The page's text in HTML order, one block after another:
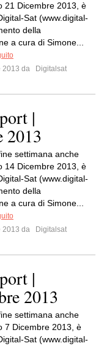
21 Dicembre 2013, è
Sat (www.digital-
della
a cura di Simone...
2013 da
Digitalsat
|
2013
settimana anche
14 Dicembre 2013, è
Sat (www.digital-
della
a cura di Simone...
2013 da
Digitalsat
|
2013
settimana anche
7 Dicembre 2013, è
Sat (www.digital-